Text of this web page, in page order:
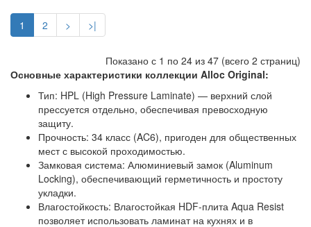
1 2 > >|
Показано с 1 по 24 из 47 (всего 2 страниц)
Основные характеристики коллекции Alloc Original:
Тип: HPL (High Pressure Laminate) — верхний слой
прессуется отдельно, обеспечивая превосходную
защиту.
Прочность: 34 класс (AC6), пригоден для общественных
мест с высокой проходимостью.
Замковая система: Алюминиевый замок (Aluminum
Locking), обеспечивающий герметичность и простоту
укладки.
Влагостойкость: Влагостойкая HDF-плита Aqua Resist
позволяет использовать ламинат на кухнях и в